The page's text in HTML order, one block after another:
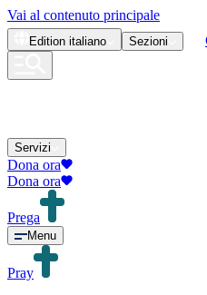
Vai al contenuto principale
Edition italiano Sezioni
Servizi
Dona ora
Dona ora
Prega
Menu
Pray